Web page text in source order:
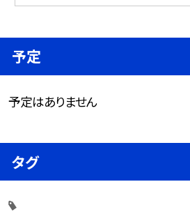
予定
予定はありません
タグ